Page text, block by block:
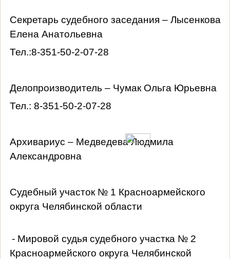
Секретарь судебного заседания – Лысенкова
Елена Анатольевна
Тел.:8-351-50-2-07-28
Делопроизводитель – Чумак Ольга Юрьевна
Тел.: 8-351-50-2-07-28
Архивариус – Медведева Людмила
Александровна
Судебный участок № 1 Красноармейского
округа Челябинской области
- Мировой судья судебного участка № 2
Красноармейского округа Челябинской